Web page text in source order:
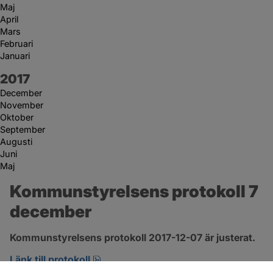
Maj
April
Mars
Februari
Januari
År:
2017
December
November
Oktober
September
Augusti
Juni
Maj
Kommunstyrelsens protokoll 7
december
Kommunstyrelsens protokoll 2017-12-07 är justerat.
Länk till protokoll
pdf, 123.1 kB, öppnas i nytt fönster.